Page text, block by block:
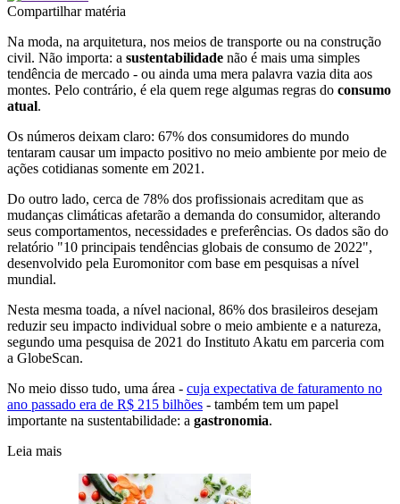
Compartilhar matéria
Na moda, na arquitetura, nos meios de transporte ou na construção
civil. Não importa: a sustentabilidade não é mais uma simples
tendência de mercado - ou ainda uma mera palavra vazia dita aos
montes. Pelo contrário, é ela quem rege algumas regras do consumo
atual.
Os números deixam claro: 67% dos consumidores do mundo
tentaram causar um impacto positivo no meio ambiente por meio de
ações cotidianas somente em 2021.
Do outro lado, cerca de 78% dos profissionais acreditam que as
mudanças climáticas afetarão a demanda do consumidor, alterando
seus comportamentos, necessidades e preferências. Os dados são do
relatório "10 principais tendências globais de consumo de 2022",
desenvolvido pela Euromonitor com base em pesquisas a nível
mundial.
Nesta mesma toada, a nível nacional, 86% dos brasileiros desejam
reduzir seu impacto individual sobre o meio ambiente e a natureza,
segundo uma pesquisa de 2021 do Instituto Akatu em parceria com
a GlobeScan.
No meio disso tudo, uma área - cuja expectativa de faturamento no
ano passado era de R$ 215 bilhões - também tem um papel
importante na sustentabilidade: a gastronomia.
Leia mais